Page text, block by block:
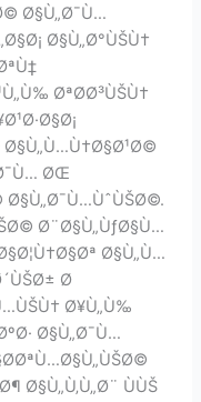
Ø§Ù„Ø¯Ù…
Ø§Ù„Ø°ÙŠÙ†
ØªØ­Ø³ÙŠÙ†
Ø§Ù„Ù…Ù†Ø§Ø¹Ø©
ØŒ
Ø§Ù„Ø¯Ù…ÙˆÙŠØ©.
Ø¨Ø§Ù„ÙƒØ§Ù…
Ø§Ù„Ù…
Ø
Ø¥Ù„Ù‰
Ø§Ù„Ø¯Ù…
ÙÙŠ